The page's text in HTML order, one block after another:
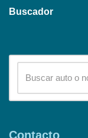
Buscador
Contacto